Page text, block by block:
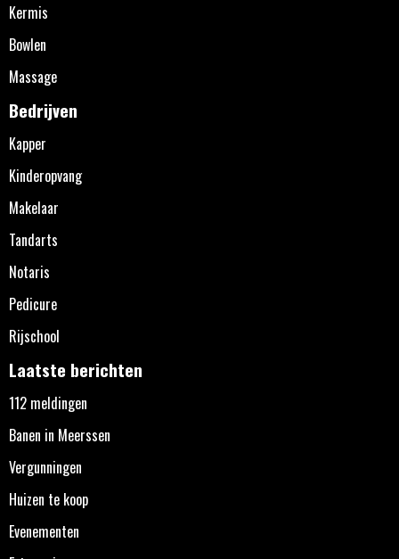
Kermis
Bowlen
Massage
Bedrijven
Kapper
Kinderopvang
Makelaar
Tandarts
Notaris
Pedicure
Rijschool
Laatste berichten
112 meldingen
Banen in Meerssen
Vergunningen
Huizen te koop
Evenementen